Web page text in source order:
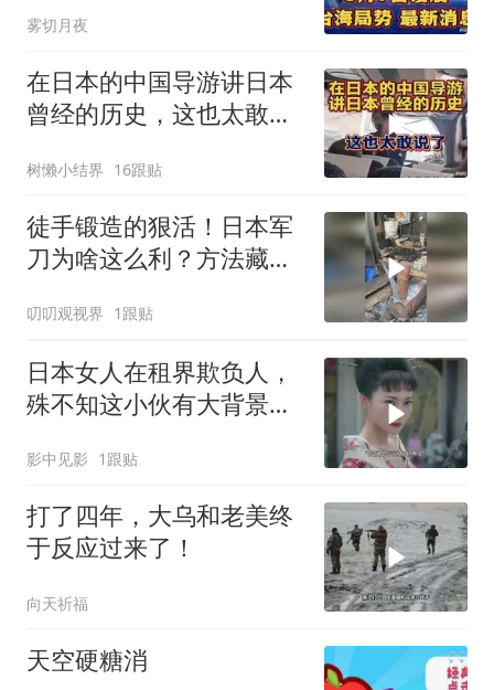
雾切月夜
在日本的中国导游讲日本
曾经的历史，这也太敢说
树懒小结界 16跟贴
徒手锻造的狠活！日本军
刀为啥这么利？方法藏着
叨叨观视界 1跟贴
日本女人在租界欺负人，
殊不知这小伙有大背景，
影中见影 1跟贴
打了四年，大乌和老美终
于反应过来了！
向天祈福
天空硬糖消